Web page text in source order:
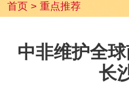
首页> 重点推荐
中非维护全
长